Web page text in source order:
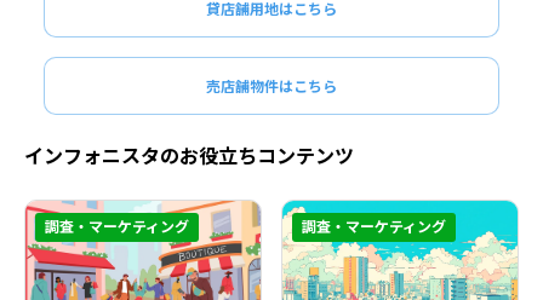
貸店舗用地はこちら
売店舗物件はこちら
インフォニスタのお役立ちコンテンツ
調査・マーケティング 調査・マーケティング